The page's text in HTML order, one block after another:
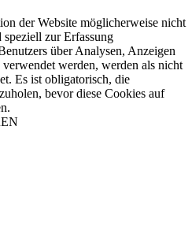
der Website möglicherweise nicht
zur Erfassung
über Analysen, Anzeigen
werden, werden als nicht
Es ist obligatorisch, die
bevor diese Cookies auf